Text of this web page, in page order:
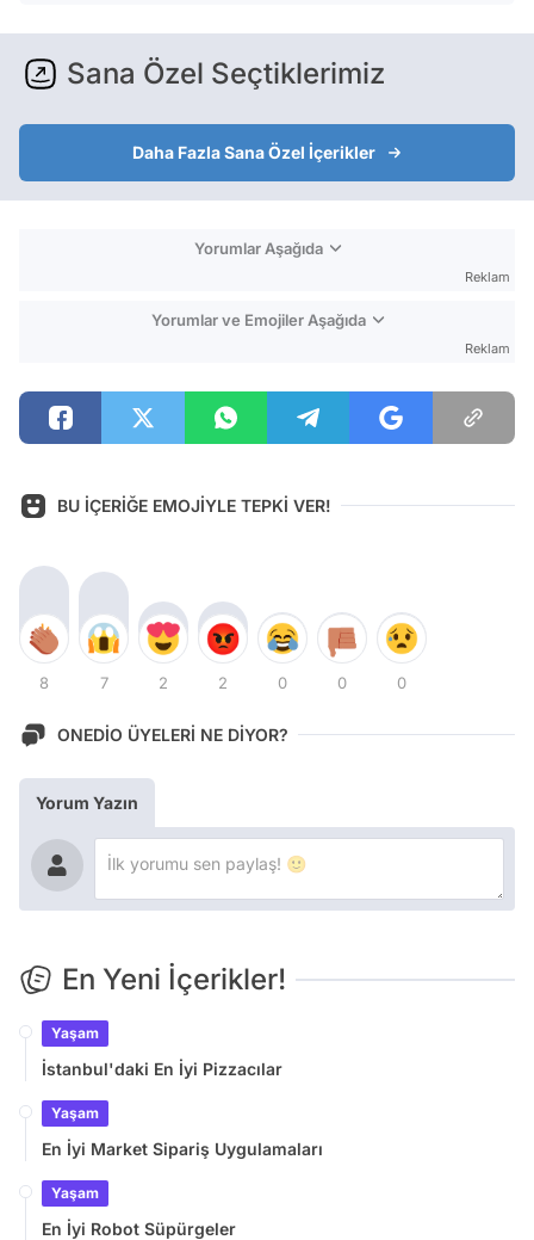
Sana Özel Seçtiklerimiz
Daha Fazla Sana Özel İçerikler
Yorumlar Aşağıda
Reklam
Yorumlar ve Emojiler Aşağıda
Reklam
BU İÇERİĞE EMOJİYLE TEPKİ VER!
8 7 2 2 0 0 0
ONEDİO ÜYELERİ NE DİYOR?
Yorum Yazın
En Yeni İçerikler!
Yaşam
İstanbul'daki En İyi Pizzacılar
Yaşam
En İyi Market Sipariş Uygulamaları
Yaşam
En İyi Robot Süpürgeler